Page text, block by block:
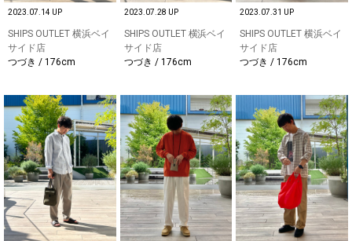
2023.07.14 UP
SHIPS OUTLET 横浜ベイ
サイド店
つづき / 176cm
2023.07.28 UP
SHIPS OUTLET 横浜ベイ
サイド店
つづき / 176cm
2023.07.31 UP
SHIPS OUTLET 横浜ベイ
サイド店
つづき / 176cm